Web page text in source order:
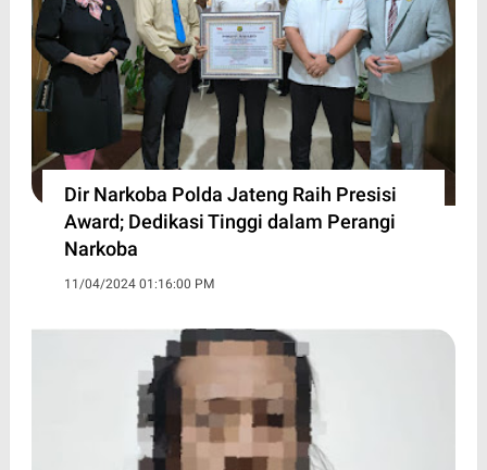
Dir Narkoba Polda Jateng Raih Presisi
Award; Dedikasi Tinggi dalam Perangi
Narkoba
11/04/2024 01:16:00 PM